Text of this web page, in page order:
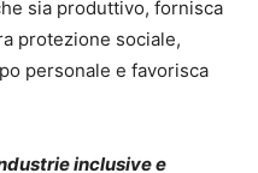
sia produttivo, fornisca
protezione sociale,
personale e favorisca
inclusive e